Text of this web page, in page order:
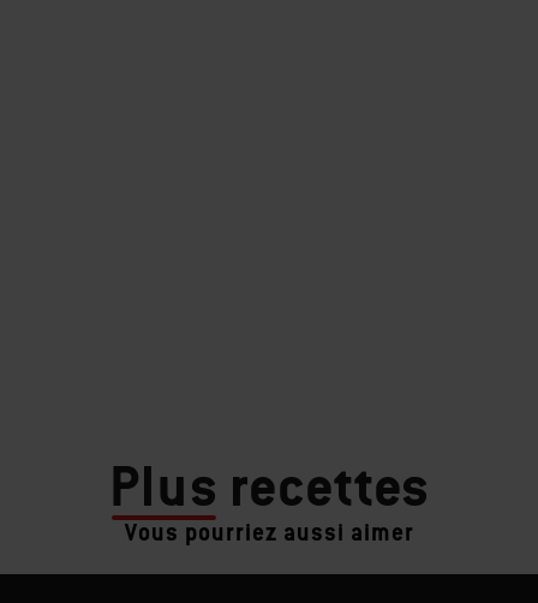
Plus recettes
Vous pourriez aussi aimer